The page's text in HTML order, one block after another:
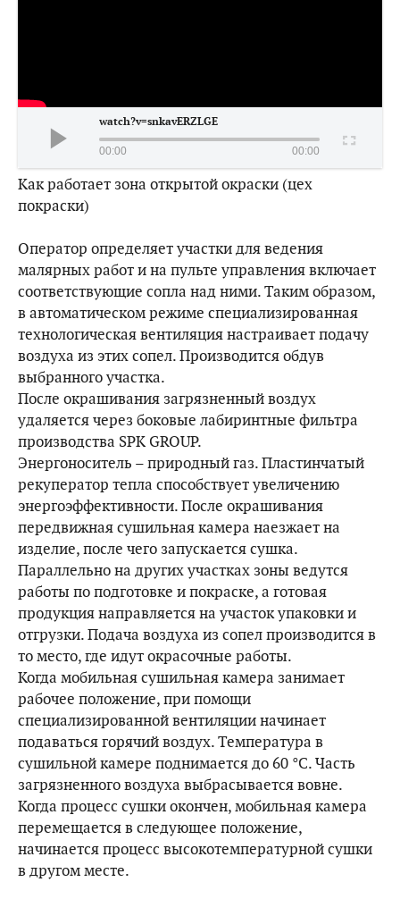
watch?v=snkavERZLGE
00:00 00:00
Как работает зона открытой окраски (цех
покраски)
Оператор определяет участки для ведения
малярных работ и на пульте управления включает
соответствующие сопла над ними. Таким образом,
в автоматическом режиме специализированная
технологическая вентиляция настраивает подачу
воздуха из этих сопел. Производится обдув
выбранного участка.
После окрашивания загрязненный воздух
удаляется через боковые лабиринтные фильтра
производства SPK GROUP.
Энергоноситель – природный газ. Пластинчатый
рекуператор тепла способствует увеличению
энергоэффективности. После окрашивания
передвижная сушильная камера наезжает на
изделие, после чего запускается сушка.
Параллельно на других участках зоны ведутся
работы по подготовке и покраске, а готовая
продукция направляется на участок упаковки и
отгрузки. Подача воздуха из сопел производится в
то место, где идут окрасочные работы.
Когда мобильная сушильная камера занимает
рабочее положение, при помощи
специализированной вентиляции начинает
подаваться горячий воздух. Температура в
сушильной камере поднимается до 60 °С. Часть
загрязненного воздуха выбрасывается вовне.
Когда процесс сушки окончен, мобильная камера
перемещается в следующее положение,
начинается процесс высокотемпературной сушки
в другом месте.